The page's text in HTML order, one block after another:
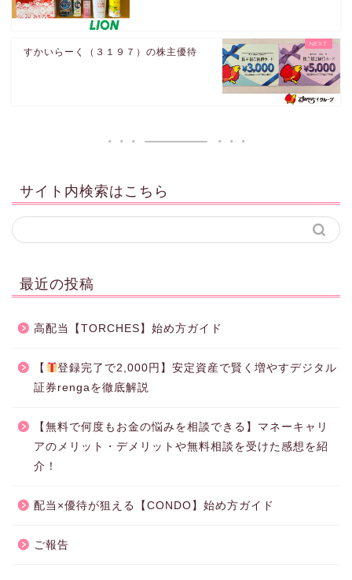
すかいらーく（３１９７）の株主優待
サイト内検索はこちら
最近の投稿
高配当【TORCHES】始め方ガイド
【
登録完了で2,000円】安定資産で賢く増やすデジタル
証券rengaを徹底解説
【無料で何度もお金の悩みを相談できる】マネーキャリ
アのメリット・デメリットや無料相談を受けた感想を紹
介！
配当×優待が狙える【CONDO】始め方ガイド
ご報告